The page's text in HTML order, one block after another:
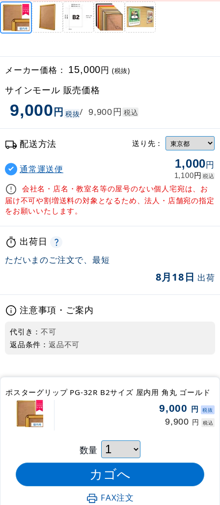
メーカー価格： 15,000円 (税抜)
サインモール 販売価格
9,000円 税抜/ 9,900円 税込
配送方法 送り先：
通常運送便 1,000円
1,100円 税込
会社名・店名・教室名等の屋号のない個人宅宛は、お
届け不可や割増送料の対象となるため、法人・店舗宛の指定
をお願いいたします。
出荷日
ただいまのご注文で、最短
8月18日 出荷
注意事項・ご案内
代引き：不可
返品条件： 返品不可
ポスターグリップ PG-32R B2サイズ 屋内用 角丸 ゴールド
9,000 円 税抜
9,900 円 税込
数量
FAX注文